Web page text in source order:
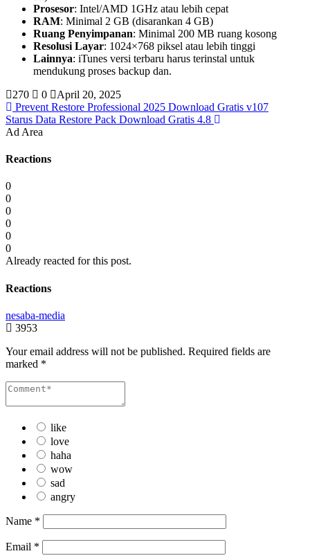
Prosesor: Intel/AMD 1GHz atau lebih cepat
RAM: Minimal 2 GB (disarankan 4 GB)
Ruang Penyimpanan: Minimal 200 MB ruang kosong
Resolusi Layar: 1024×768 piksel atau lebih tinggi
Lainnya: iTunes versi terbaru harus terinstal untuk
mendukung proses backup dan.
270
0
April 20, 2025
Prevent Restore Professional 2025 Download Gratis v107
Starus Data Restore Pack Download Gratis 4.8
Ad Area
Reactions
0
0
0
0
0
0
Already reacted for this post.
Reactions
nesaba-media
3953
Your email address will not be published. Required fields are
marked *
like
love
haha
wow
sad
angry
Name *
Email *